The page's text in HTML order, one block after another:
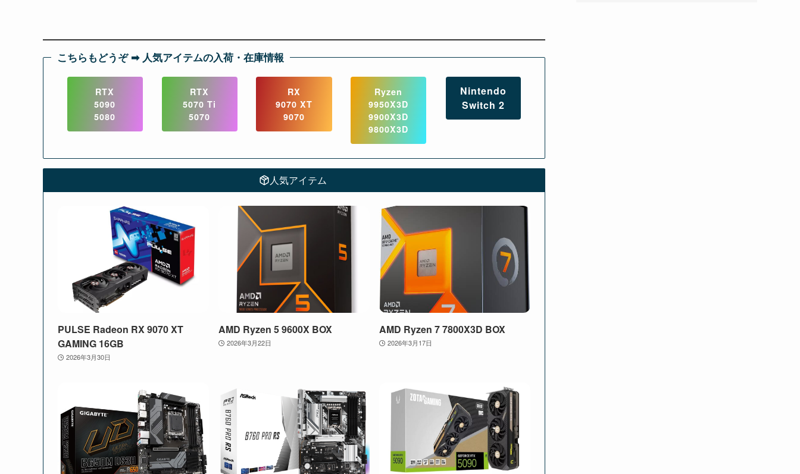
こちらもどうぞ ➡︎ 人気アイテムの入荷・在庫情報
RTX
5090
5080
RTX
5070 Ti
5070
RX
9070 XT
9070
Ryzen
9950X3D
9900X3D
9800X3D
Nintendo
Switch 2
人気アイテム
PULSE Radeon RX 9070 XT
GAMING 16GB
2026年3月30日
AMD Ryzen 5 9600X BOX
2026年3月22日
AMD Ryzen 7 7800X3D BOX
2026年3月17日